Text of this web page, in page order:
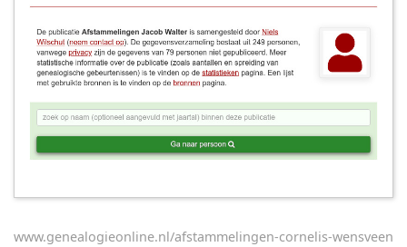
www.genealogieonline.nl/afstammelingen-cornelis-wensveen